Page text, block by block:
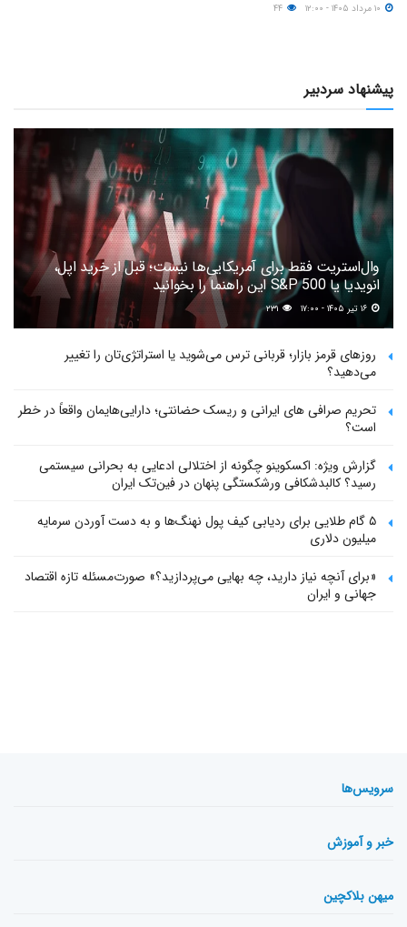
پیشنهاد سردبیر
وال‌استریت فقط برای آمریکایی‌ها نیست؛ قبل از خرید اپل،
انویدیا یا S&P 500 این راهنما را بخوانید
۲۳۱
روزهای قرمز بازار؛ قربانی ترس می‌شوید یا استراتژی‌تان را تغییر
می‌دهید؟
تحریم صرافی های ایرانی و ریسک حضانتی؛ دارایی‌هایمان واقعاً در خطر
است؟
گزارش ویژه: اکسکوینو چگونه از اختلالی ادعایی به بحرانی سیستمی
رسید؟ کالبدشکافی ورشکستگی پنهان در فین‌تک ایران
۵ گام طلایی برای ردیابی کیف پول‌ نهنگ‌ها و به دست آوردن سرمایه
میلیون دلاری
«برای آنچه نیاز دارید، چه بهایی می‌پردازید؟» صورت‌مسئله تازه اقتصاد
جهانی و ایران
سرویس‌ها
خبر و آموزش
میهن بلاکچین